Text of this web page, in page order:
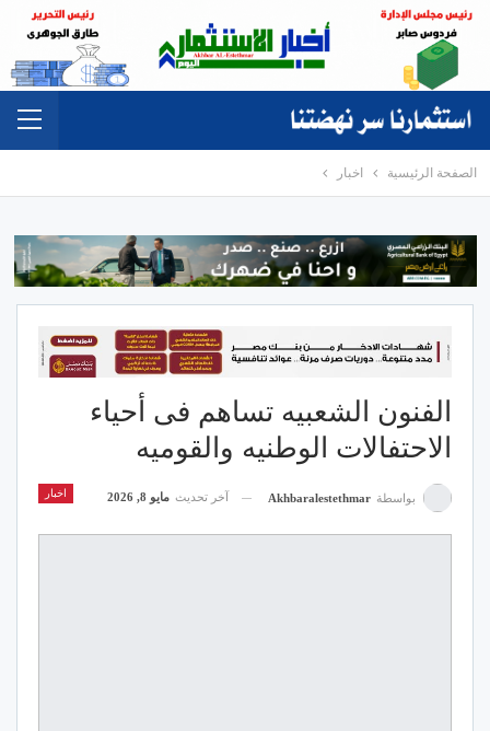
الصفحة الرئيسية اخبار
الفنون الشعبيه تساهم فى أحياء
الاحتفالات الوطنيه والقوميه
اخبار بواسطة Akhbaralestethmar آخر تحديث مايو 8, 2026